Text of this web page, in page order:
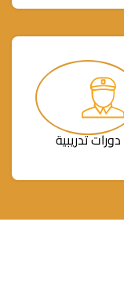
دورات تدريبية